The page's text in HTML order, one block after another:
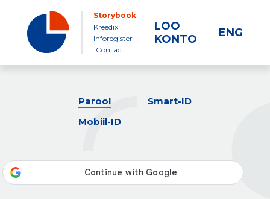
Storybook
Kreedix
Inforegister
1Contact
LOO
KONTO
ENG
Parool
Smart-ID
Mobiil-ID